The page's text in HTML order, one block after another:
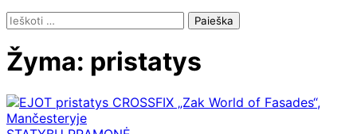
Ieškoti:
Žyma: pristatys